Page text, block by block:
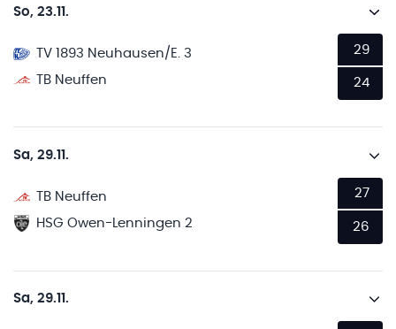
So, 23.11.
TV 1893 Neuhausen/E. 3
TB Neuffen
29
24
Sa, 29.11.
TB Neuffen
HSG Owen-Lenningen 2
27
26
Sa, 29.11.